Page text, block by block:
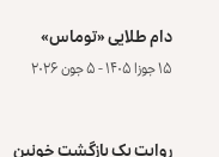
دام طلایی «توماس»
۱۵ جوزا ۱۴۰۵ - ۵ جون ۲۰۲۶
روایت یک بازگشت خونین